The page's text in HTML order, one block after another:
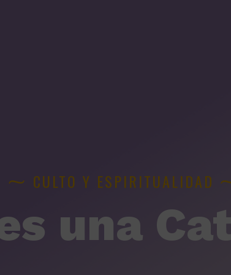
⁓ CULTO Y ESPIRITUALIDAD
una